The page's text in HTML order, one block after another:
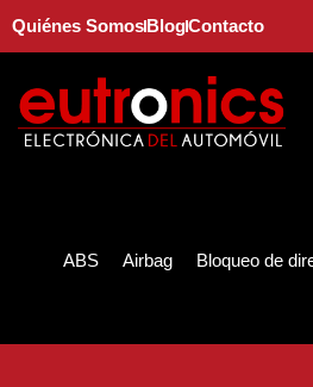
Quiénes SomosBlogContacto
ABS Airbag Bloqueo de